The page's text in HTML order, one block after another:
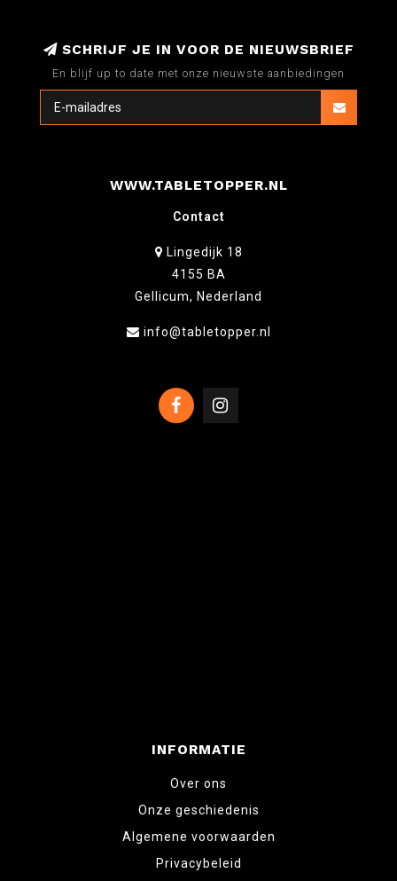
SCHRIJF JE IN VOOR DE NIEUWSBRIEF
En blijf up to date met onze nieuwste aanbiedingen
WWW.TABLETOPPER.NL
Contact
Lingedijk 18
4155 BA
Gellicum, Nederland
info@tabletopper.nl
INFORMATIE
Over ons
Onze geschiedenis
Algemene voorwaarden
Privacybeleid